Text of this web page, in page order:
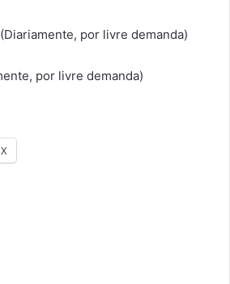
por livre demanda)
por livre demanda)
X